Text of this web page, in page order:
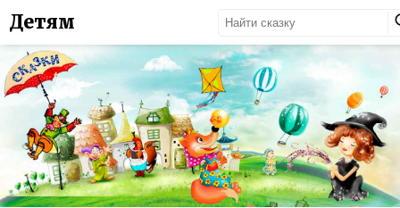
Детям